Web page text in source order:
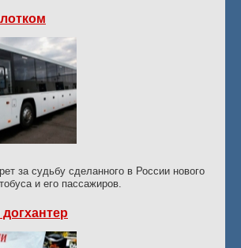
за судьбу сделанного в России нового
и его пассажиров.